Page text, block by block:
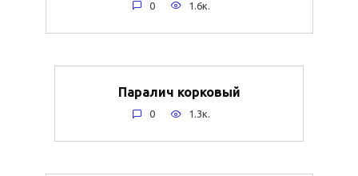
0 1.6к.
Паралич корковый
0 1.3к.